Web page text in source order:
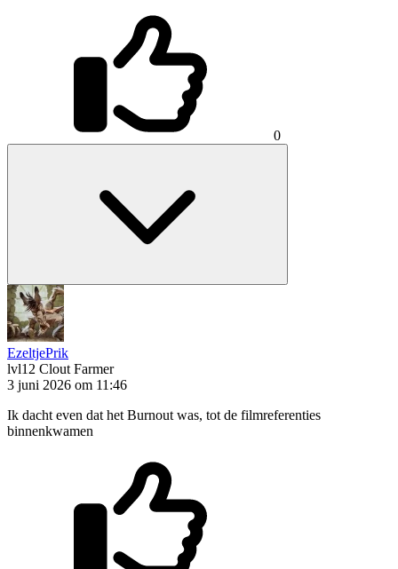
0
EzeltjePrik
lvl12 Clout Farmer
3 juni 2026 om 11:46
Ik dacht even dat het Burnout was, tot de filmreferenties
binnenkwamen